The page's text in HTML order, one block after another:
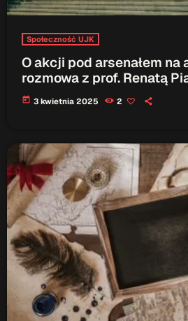
Społeczność UJK
O akcji pod arsenałem na
rozmowa z prof. Renatą
today 3 kwietnia 2025 2